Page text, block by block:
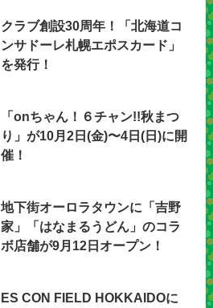
クラブ創設30周年！「北海道コ
ンサドーレ札幌エポスカード」
を発行！
「onちゃん！６チャン!!秋まつ
り」が10月2日(金)〜4日(日)に開
催！
地下街オーロラタウンに「吉野
家」「はなまるうどん」のコラ
ボ店舗が9月12日オープン！
ES CON FIELD HOKKAIDOに